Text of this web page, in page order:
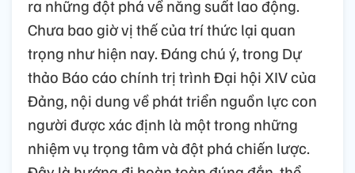
ra những đột phá về năng suất lao động.
Chưa bao giờ vị thế của trí thức lại quan
trọng như hiện nay. Đáng chú ý, trong Dự
thảo Báo cáo chính trị trình Đại hội XIV của
Đảng, nội dung về phát triển nguồn lực con
người được xác định là một trong những
nhiệm vụ trọng tâm và đột phá chiến lược.